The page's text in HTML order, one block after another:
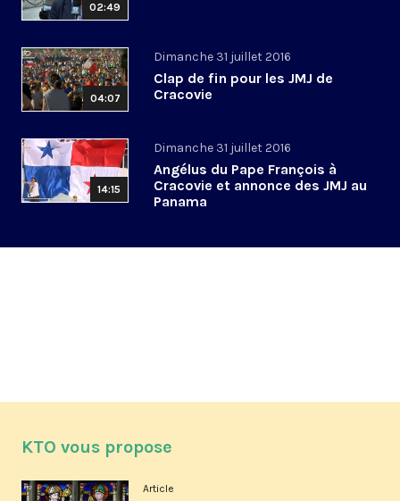
02:49
04:07
Dimanche 31 juillet 2016
Clap de fin pour les JMJ de
Cracovie
14:15
Dimanche 31 juillet 2016
Angélus du Pape François à
Cracovie et annonce des JMJ au
Panama
KTO vous propose
Article